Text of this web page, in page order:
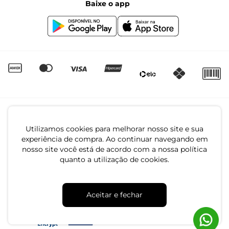
Utilizamos cookies para melhorar nosso site e sua
experiência de compra. Ao continuar navegando em
nosso site você está de acordo com a nossa política
quanto a utilização de cookies.
Aceitar e fechar
Canal de Denúncias | Ética
Igualdade Salarial
Baixe o app
CNPJ: 79.233.672/0001-05
Av. Maria Marangoni, 391 - 89129-080 - Luiz Alves - SC